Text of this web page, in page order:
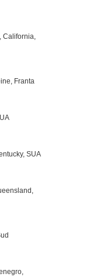
California,
Franta
SUA